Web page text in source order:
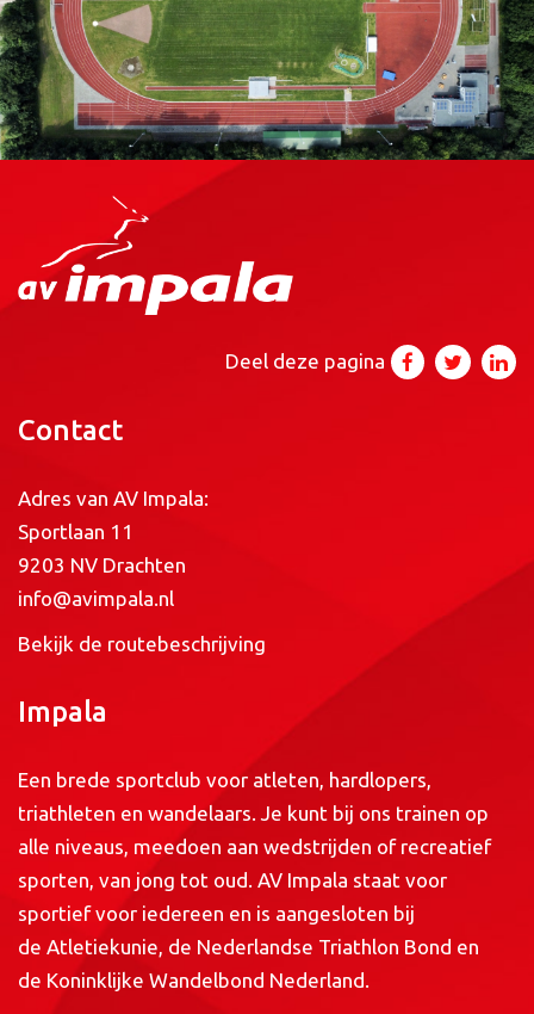
Deel deze pagina
Contact
Adres van AV Impala:
Sportlaan 11
9203 NV Drachten
info@avimpala.nl
Bekijk de routebeschrijving
Impala
Een brede sportclub voor atleten, hardlopers,
triathleten en wandelaars. Je kunt bij ons trainen op
alle niveaus, meedoen aan wedstrijden of recreatief
sporten, van jong tot oud. AV Impala staat voor
sportief voor iedereen en is aangesloten bij
de Atletiekunie, de Nederlandse Triathlon Bond en
de Koninklijke Wandelbond Nederland.